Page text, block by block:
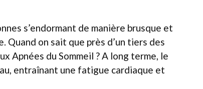
s’endormant de manière brusque et
on sait que près d’un tiers des
Apnées du Sommeil ? A long terme, le
entraînant une fatigue cardiaque et